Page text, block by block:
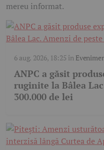
mereu informat.
6 aug. 2026, 18:25 în
ANPC a găsit
ruginite la Bâlea
300.000 de lei